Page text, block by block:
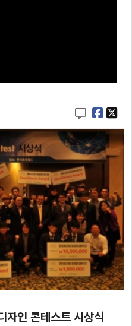
인 콘테스트 시상식